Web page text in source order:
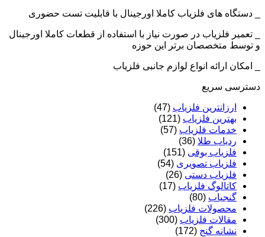
_ دستگاه های فلزیاب کاملا اورجینال با قابلیت تست حضوری
_ تعمیر فلزیاب در صورت نیاز با استفاده از قطعات کاملا اورجینال
و توسط متخصصان برتر این حوزه
_ امکان ارائه انواع لوازم جانبی فلزیاب
دسترسی سریع
ارزانترین فلزیاب (47)
بهترین فلزیاب (121)
خدمات فلزیاب (57)
ردیاب طلا (36)
فلزیاب بوقی (151)
فلزیاب تصویری (54)
فلزیاب دستی (26)
کاتالوگ فلزیاب (17)
گنجیاب (80)
محصولات فلزیاب (226)
مقالات فلزیاب (300)
نشانه گنج (172)